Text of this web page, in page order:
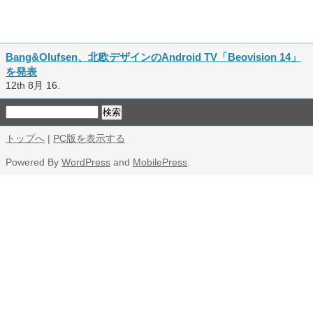
Bang&Olufsen、北欧デザインのAndroid TV「Beovision 14」
を発表
12th 8月 16.
トップへ | PC版を表示する
Powered By WordPress and MobilePress